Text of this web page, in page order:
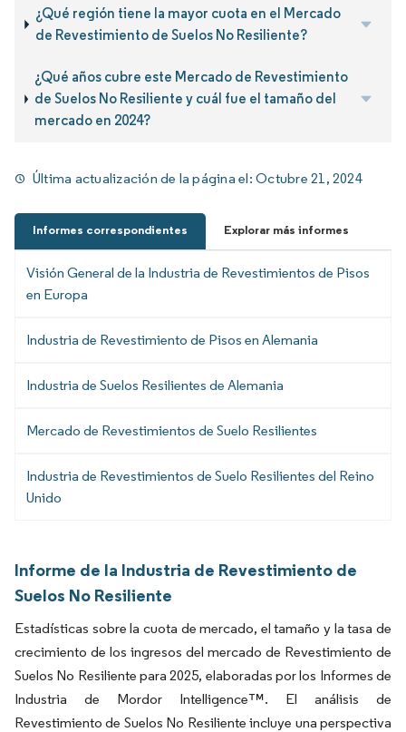
¿Qué región tiene la mayor cuota en el Mercado
de Revestimiento de Suelos No Resiliente?
¿Qué años cubre este Mercado de Revestimiento
de Suelos No Resiliente y cuál fue el tamaño del
mercado en 2024?
Última actualización de la página el:Octubre 21, 2024
Informes correspondientes Explorar más informes
Visión General de la Industria de Revestimientos de Pisos
en Europa
Industria de Revestimiento de Pisos en Alemania
Industria de Suelos Resilientes de Alemania
Mercado de Revestimientos de Suelo Resilientes
Industria de Revestimientos de Suelo Resilientes del Reino
Unido
Informe de la Industria de Revestimiento de
Suelos No Resiliente
Estadísticas sobre la cuota de mercado, el tamaño y la tasa de
crecimiento de los ingresos del mercado de Revestimiento de
Suelos No Resiliente para 2025, elaboradas por los Informes de
Industria de Mordor Intelligence™. El análisis de
Revestimiento de Suelos No Resiliente incluye una perspectiva